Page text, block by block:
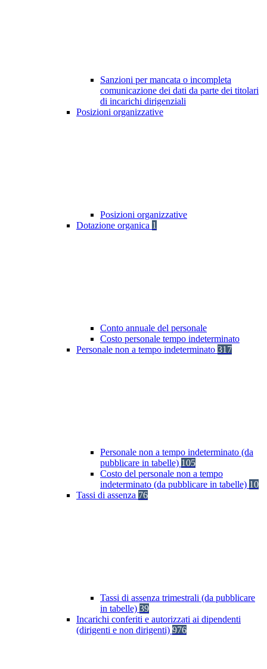
Sanzioni per mancata o incompleta
comunicazione dei dati da parte dei titolari
di incarichi dirigenziali
Posizioni organizzative
Posizioni organizzative
Dotazione organica 1
Conto annuale del personale
Costo personale tempo indeterminato
Personale non a tempo indeterminato 317
Personale non a tempo indeterminato (da
pubblicare in tabelle) 105
Costo del personale non a tempo
indeterminato (da pubblicare in tabelle) 10
Tassi di assenza 76
Tassi di assenza trimestrali (da pubblicare
in tabelle) 39
Incarichi conferiti e autorizzati ai dipendenti
(dirigenti e non dirigenti) 976